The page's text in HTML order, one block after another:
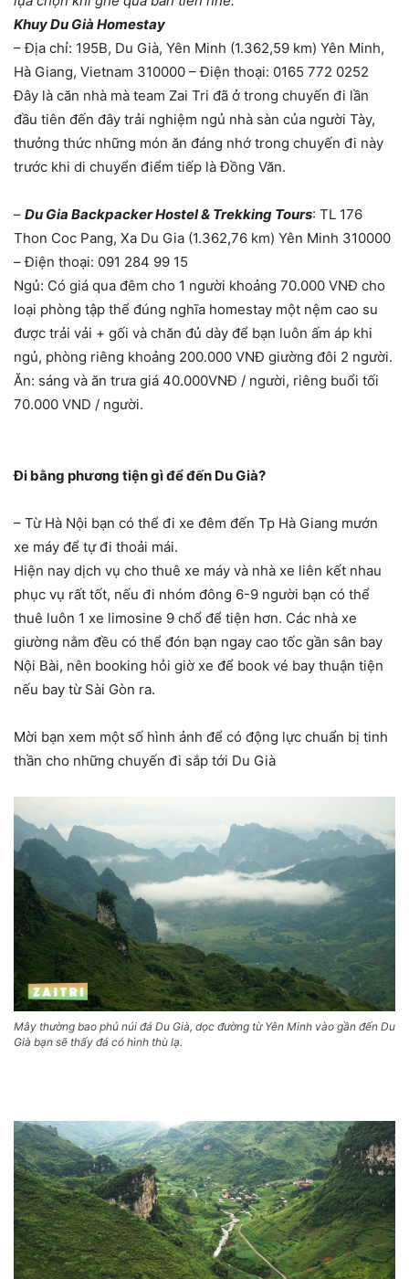
Khuy Du Già Homestay
– Địa chỉ: 195B, Du Già, Yên Minh (1.362,59 km) Yên Minh,
Hà Giang, Vietnam 310000 – Điện thoại: 0165 772 0252
Đây là căn nhà mà team Zai Tri đã ở trong chuyến đi lần
đầu tiên đến đây trải nghiệm ngủ nhà sàn của người Tày,
thưởng thức những món ăn đáng nhớ trong chuyến đi này
trước khi di chuyển điểm tiếp là Đồng Văn.
– Du Gia Backpacker Hostel & Trekking Tours: TL 176
Thon Coc Pang, Xa Du Gia (1.362,76 km) Yên Minh 310000
– Điện thoại: 091 284 99 15
Ngủ: Có giá qua đêm cho 1 người khoảng 70.000 VNĐ cho
loại phòng tập thể đúng nghĩa homestay một nệm cao su
được trải vải + gối và chăn đủ dày để bạn luôn ấm áp khi
ngủ, phòng riêng khoảng 200.000 VNĐ giường đôi 2 người.
Ăn: sáng và ăn trưa giá 40.000VNĐ / người, riêng buổi tối
70.000 VND / người.
Đi bằng phương tiện gì để đến Du Già?
– Từ Hà Nội bạn có thể đi xe đêm đến Tp Hà Giang mướn
xe máy để tự đi thoải mái.
Hiện nay dịch vụ cho thuê xe máy và nhà xe liên kết nhau
phục vụ rất tốt, nếu đi nhóm đông 6-9 người bạn có thể
thuê luôn 1 xe limosine 9 chổ để tiện hơn. Các nhà xe
giường nằm đều có thể đón bạn ngay cao tốc gần sân bay
Nội Bài, nên booking hỏi giờ xe để book vé bay thuận tiện
nếu bay từ Sài Gòn ra.
Mời bạn xem một số hình ảnh để có động lực chuẩn bị tinh
thần cho những chuyến đi sắp tới Du Già
Mây thường bao phủ núi đá Du Già, dọc đường từ Yên Minh vào gần đến Du
Già bạn sẽ thấy đá có hình thù lạ.